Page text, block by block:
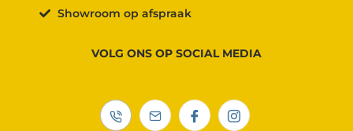
Showroom op afspraak
VOLG ONS OP SOCIAL MEDIA